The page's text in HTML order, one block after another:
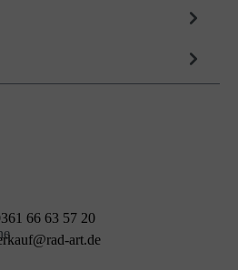
66 63 57 20
art.de